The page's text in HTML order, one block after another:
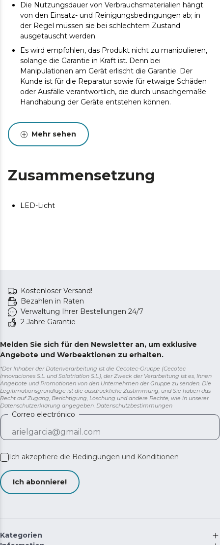
Die Nutzungsdauer von Verbrauchsmaterialien hängt
von den Einsatz- und Reinigungsbedingungen ab; in
der Regel müssen sie bei schlechtem Zustand
ausgetauscht werden.
Es wird empfohlen, das Produkt nicht zu manipulieren,
solange die Garantie in Kraft ist. Denn bei
Manipulationen am Gerät erlischt die Garantie. Der
Kunde ist für die Reparatur sowie für etwaige Schäden
oder Ausfälle verantwortlich, die durch unsachgemäße
Handhabung der Geräte entstehen können.
Mehr sehen
Zusammensetzung
LED-Licht
Kostenloser Versand!
Bezahlen in Raten
Verwaltung Ihrer Bestellungen 24/7
2 Jahre Garantie
Melden Sie sich für den Newsletter an, um exklusive
Angebote und Werbeaktionen zu erhalten.
*Der Inhaber der Datenverarbeitung ist die Cecotec-Gruppe (Cecotec
Innovaciones S.L. und Solotriatlon S.L.), der Zweck der Verarbeitung ist es, Ihnen
Angebote und Promotionen von den Unternehmen der Gruppe zu senden. Die
Legitimationsgrundlage ist die ausdrückliche Zustimmung, und Sie haben das
Recht auf Zugang, Berichtigung, Löschung und andere Rechte, wie in unserer
Datenschutzerklärung angegeben. Datenschutzbestimmungen
Correo electrónico
Ich akzeptiere die Bedingungen und Konditionen
Ich abonniere!
Kategorien